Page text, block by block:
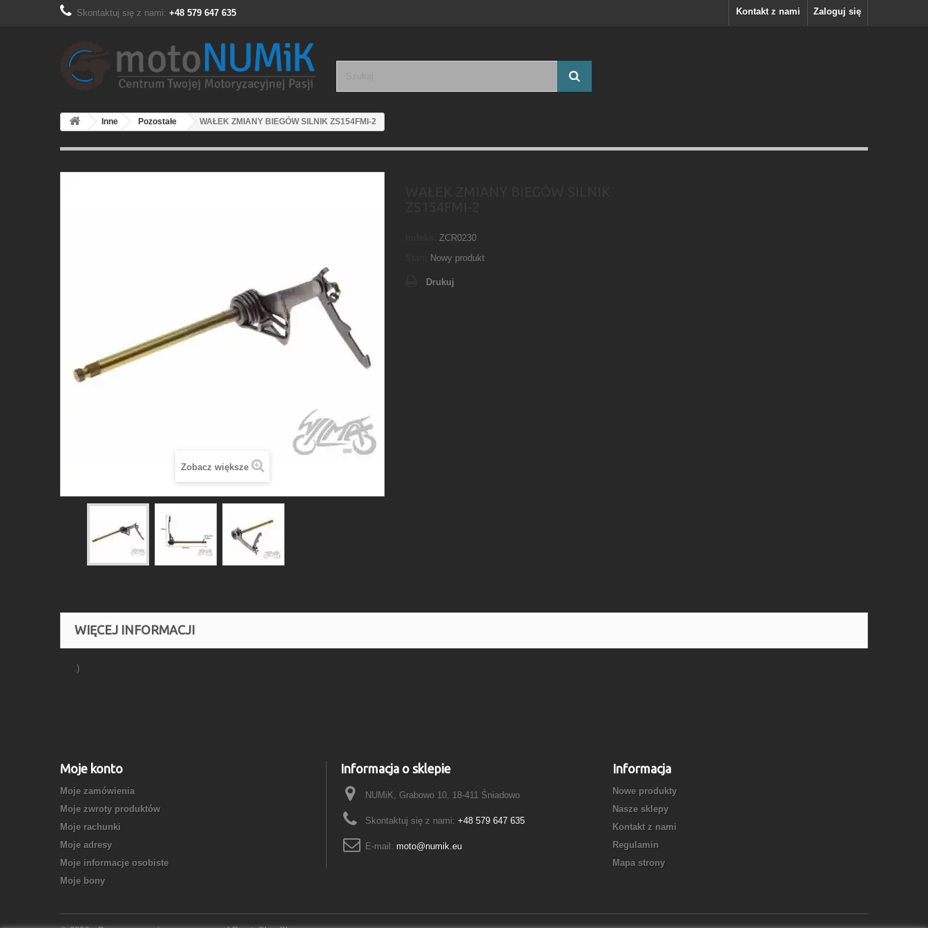
Zaloguj się
Kontakt z nami
Skontaktuj się z nami: +48 579 647 635
Inne Pozostałe WAŁEK ZMIANY BIEGÓW SILNIK ZS154FMI-2
Zobacz większe
ZCR0230
Nowy produkt
Drukuj
WIĘCEJ INFORMACJI
.)
Moje konto
Moje zamówienia
Moje zwroty produktów
Moje rachunki
Moje adresy
Moje informacje osobiste
Moje bony
Informacja o sklepie
NUMiK, Grabowo 10, 18-411 Śniadowo
Skontaktuj się z nami: +48 579 647 635
E-mail: moto@numik.eu
Informacja
Nowe produkty
Nasze sklepy
Kontakt z nami
Regulamin
Mapa strony